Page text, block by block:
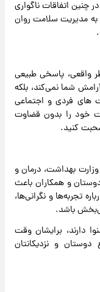
چنین اتفاقات ناگواری
مدیریت سلامت روان
واقعی، پاسخی طبیعی
شما نمی‌کند، بلکه
های فردی و اجتماعی
خود را بدون قضاوت
کنید.
بهداشت، درمان و
و همکاران باعث
تجربه‌ها و نگرانی‌ها،
باشد.
دارند، برایشان وقت
و نزدیکانتان